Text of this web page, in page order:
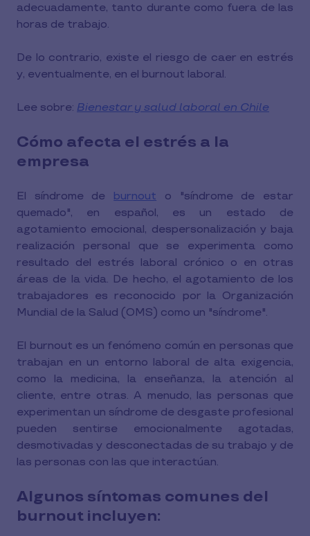
adecuadamente, tanto durante como fuera de las
horas de trabajo.
De lo contrario, existe el riesgo de caer en estrés
y, eventualmente, en el burnout laboral.
Lee sobre: Bienestar y salud laboral en Chile
Cómo afecta el estrés a la
empresa
El síndrome de burnout o "síndrome de estar
quemado", en español, es un estado de
agotamiento emocional, despersonalización y baja
realización personal que se experimenta como
resultado del estrés laboral crónico o en otras
áreas de la vida. De hecho, el agotamiento de los
trabajadores es reconocido por la Organización
Mundial de la Salud (OMS) como un "síndrome".
El burnout es un fenómeno común en personas que
trabajan en un entorno laboral de alta exigencia,
como la medicina, la enseñanza, la atención al
cliente, entre otras. A menudo, las personas que
experimentan un síndrome de desgaste profesional
pueden sentirse emocionalmente agotadas,
desmotivadas y desconectadas de su trabajo y de
las personas con las que interactúan.
Algunos síntomas comunes del
burnout incluyen: